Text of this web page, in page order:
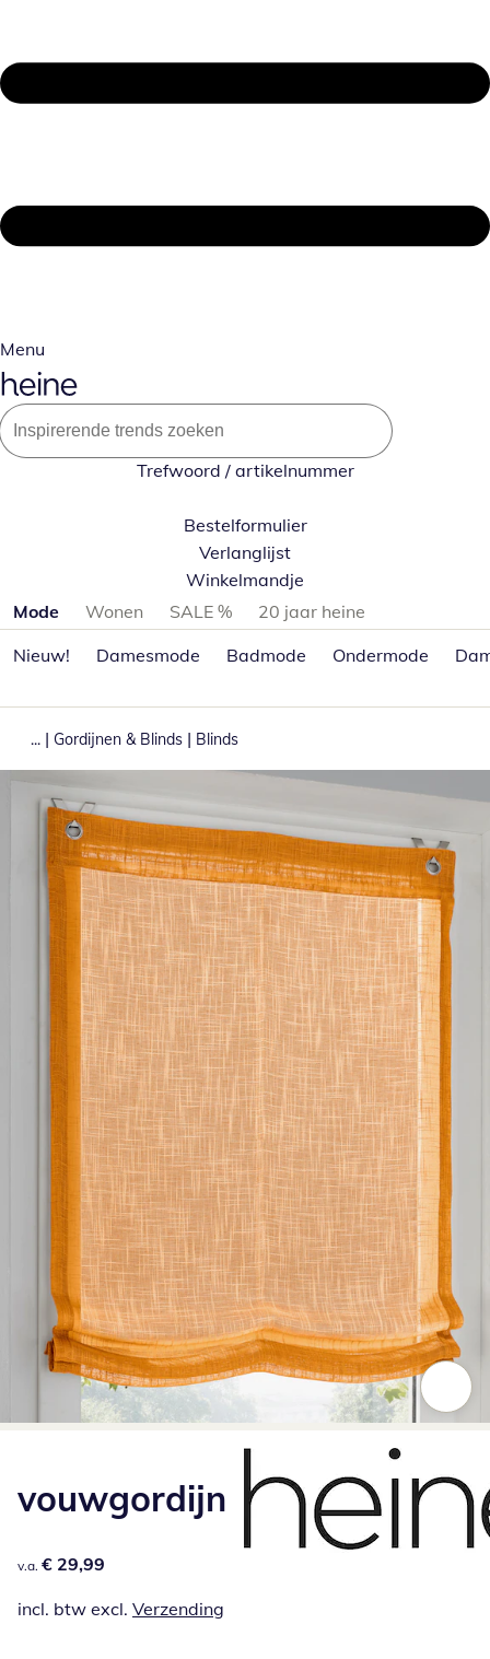
Menu
Trefwoord / artikelnummer
Bestelformulier
Verlanglijst
Winkelmandje
Productcategorieën overslaan
Mode Wonen SALE %
20 jaar heine
Nieuw!
Damesmode Badmode Ondermode
... | Gordijnen & Blinds | Blinds
vouwgordijn
€ 29,99
v.a. € 29,99
incl. btw excl. Verzending